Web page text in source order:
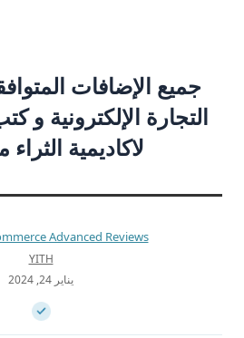
التجارة الإلكترونية و
لاكاديمية
Advanced Reviews
YITH
يناير 24, 2024